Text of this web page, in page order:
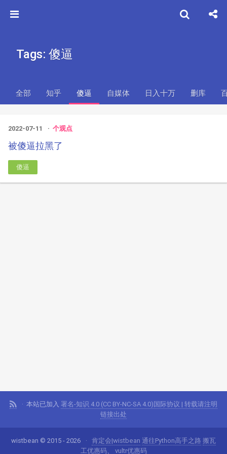
Tags: 傻逼
全部 知乎 傻逼 自媒体 日入十万 删库
2022-07-11 个观点
被傻逼拉黑了
傻逼
本站已加入 署名-知识 4.0 (CC BY-NC-SA 4.0)国际协议 | 转载请注明
链接出处
wistbean © 2015 - 2026 肯定会|wistbean 通往Python高手之路 搬瓦
工优惠码、 vultr优惠码